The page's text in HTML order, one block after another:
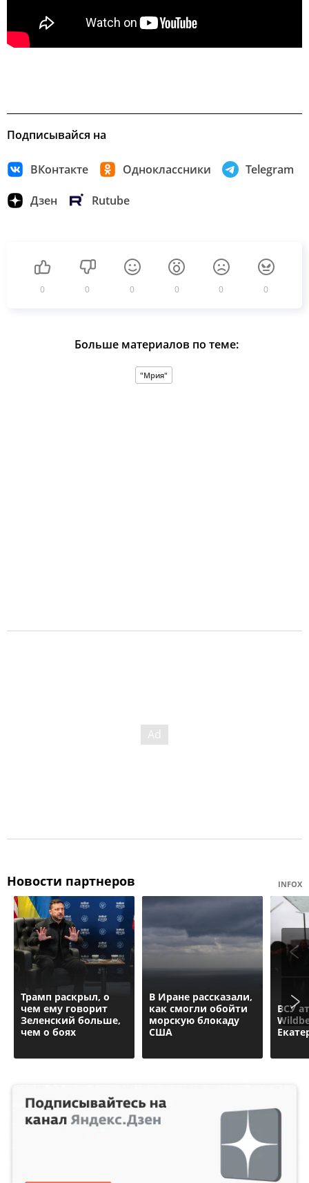
Подписывайся на
ВКонтакте Одноклассники Telegram
Дзен Rutube
0 0 0 0 0 0
Больше материалов по теме:
"Мрия"
Новости партнеров INFOX
Трамп раскрыл, о
чем ему говорит
Зеленский больше,
чем о боях
В Иране рассказали,
как смогли обойти
морскую блокаду
США
ВСУ